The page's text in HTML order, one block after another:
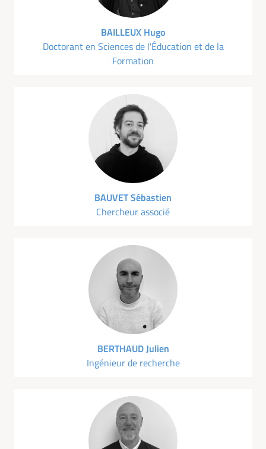
BAILLEUX Hugo
Doctorant en Sciences de l'Éducation et de la
Formation
BAUVET Sébastien
Chercheur associé
BERTHAUD Julien
Ingénieur de recherche